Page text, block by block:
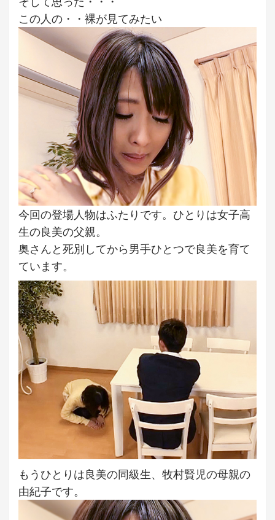
この人の・・裸が見てみたい
今回の登場人物はふたりです。ひとりは女子高
生の良美の父親。
奥さんと死別してから男手ひとつで良美を育て
ています。
もうひとりは良美の同級生、牧村賢児の母親の
由紀子です。